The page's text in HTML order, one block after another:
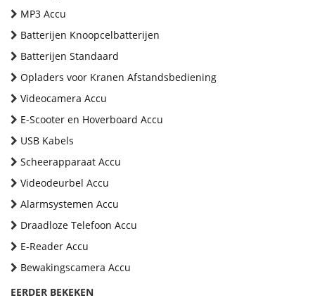
MP3 Accu
Batterijen Knoopcelbatterijen
Batterijen Standaard
Opladers voor Kranen Afstandsbediening
Videocamera Accu
E-Scooter en Hoverboard Accu
USB Kabels
Scheerapparaat Accu
Videodeurbel Accu
Alarmsystemen Accu
Draadloze Telefoon Accu
E-Reader Accu
Bewakingscamera Accu
EERDER BEKEKEN